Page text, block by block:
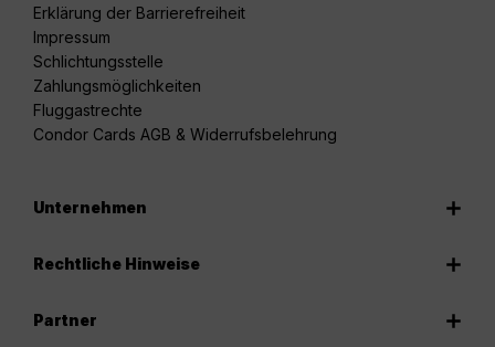
Erklärung der Barrierefreiheit
Impressum
Schlichtungsstelle
Zahlungsmöglichkeiten
Fluggastrechte
Condor Cards AGB & Widerrufsbelehrung
Unternehmen
Rechtliche Hinweise
Partner